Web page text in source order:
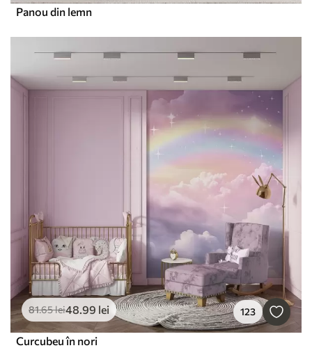
Panou din lemn
81.65lei48.99 lei 123
Curcubeu în nori